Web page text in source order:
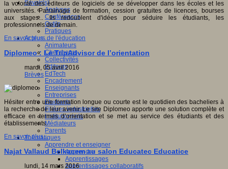
Savoir(s)
Analyses
Conférences
Outils
Pratiques
Acteurs de l'éducation
Animateurs
Chercheurs
Collectivités
Editeurs
EdTech
Encadrement
Enseignants
Entreprises
Etudiants
Filières industrielles
Institutionnels
Médiateurs
Parents
Thématiques
Apprendre et enseigner
Apprendre
Apprentissages
Apprentissages collaboratifs
la volonté des éditeurs de logiciels de se développer dans les écoles et les
universités. Parrainage de formation, cession gratuites de licences, bourses
aux stages... Ils redoublent d'idées pour séduire les étudiants, les
professionnels de demain.
En savoir plus...
Diplomeo : Le TripAdvisor de l’orientation
mardi, 05 avril 2016
Brèves
Hésiter entre une formation longue ou courte est le quotidien des bacheliers à
la recherche de leur avenir. Le site Diplomeo apporte une solution complète et
efficace en termes d’orientation et se met au service des étudiants et des
établissements.
En savoir plus...
Najat Vallaud Belkacem au salon Educatec Educatice
lundi, 14 mars 2016